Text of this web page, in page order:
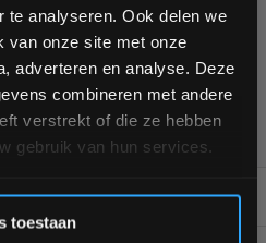
te analyseren. Ook delen we
van onze site met onze
adverteren en analyse. Deze
combineren met andere
verstrekt of die ze hebben
gebruik van hun services.
toestaan
/5 at
0/10
om op de hoogte te
producten, deals en meer
korting op je eerstvolgende
😀